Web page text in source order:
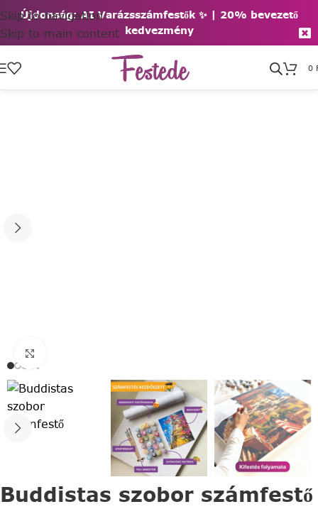
Újdonság: AI Varázsszámfestők ✨ | 20% bevezető
kedvezmény
Skip to navigation
Skip to main content
0
Buddistas szobor számfestő